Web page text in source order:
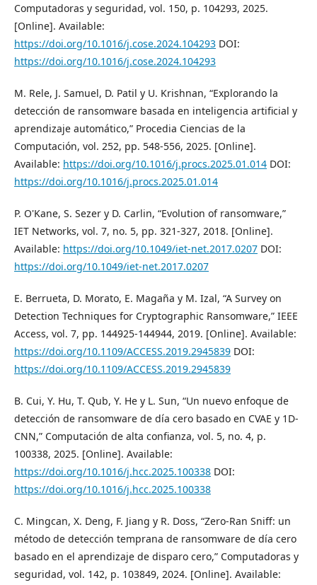
Computadoras y seguridad, vol. 150, p. 104293, 2025.
[Online]. Available:
https://doi.org/10.1016/j.cose.2024.104293 DOI:
https://doi.org/10.1016/j.cose.2024.104293
M. Rele, J. Samuel, D. Patil y U. Krishnan, “Explorando la
detección de ransomware basada en inteligencia artificial y
aprendizaje automático,” Procedia Ciencias de la
Computación, vol. 252, pp. 548-556, 2025. [Online].
Available: https://doi.org/10.1016/j.procs.2025.01.014 DOI:
https://doi.org/10.1016/j.procs.2025.01.014
P. O'Kane, S. Sezer y D. Carlin, “Evolution of ransomware,”
IET Networks, vol. 7, no. 5, pp. 321-327, 2018. [Online].
Available: https://doi.org/10.1049/iet-net.2017.0207 DOI:
https://doi.org/10.1049/iet-net.2017.0207
E. Berrueta, D. Morato, E. Magaña y M. Izal, “A Survey on
Detection Techniques for Cryptographic Ransomware,” IEEE
Access, vol. 7, pp. 144925-144944, 2019. [Online]. Available:
https://doi.org/10.1109/ACCESS.2019.2945839 DOI:
https://doi.org/10.1109/ACCESS.2019.2945839
B. Cui, Y. Hu, T. Qub, Y. He y L. Sun, “Un nuevo enfoque de
detección de ransomware de día cero basado en CVAE y 1D-
CNN,” Computación de alta confianza, vol. 5, no. 4, p.
100338, 2025. [Online]. Available:
https://doi.org/10.1016/j.hcc.2025.100338 DOI:
https://doi.org/10.1016/j.hcc.2025.100338
C. Mingcan, X. Deng, F. Jiang y R. Doss, “Zero-Ran Sniff: un
método de detección temprana de ransomware de día cero
basado en el aprendizaje de disparo cero,” Computadoras y
seguridad, vol. 142, p. 103849, 2024. [Online]. Available: